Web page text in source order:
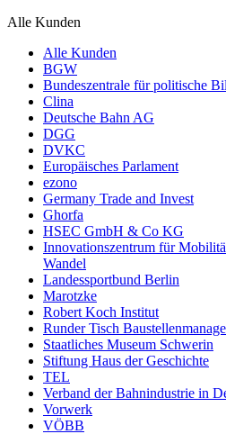
Alle Kunden
Alle Kunden
BGW
Bundeszentrale für politische
Clina
Deutsche Bahn AG
DGG
DVKC
Europäisches Parlament
ezono
Germany Trade and Invest
Ghorfa
HSEC GmbH & Co KG
Innovationszentrum für
Wandel
Landessportbund Berlin
Marotzke
Robert Koch Institut
Runder Tisch
Staatliches Museum Schwerin
Stiftung Haus der Geschichte
TEL
Verband der Bahnindustrie in
Vorwerk
VÖBB